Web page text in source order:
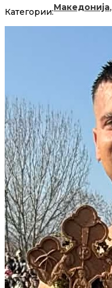
Категории:Македонија,